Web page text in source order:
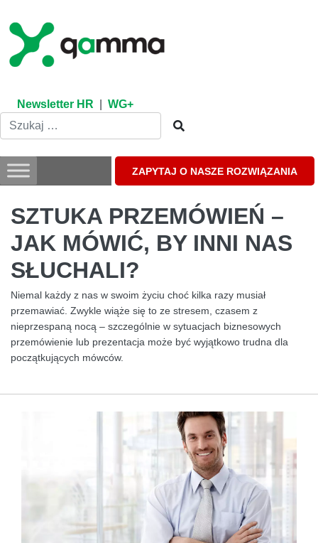
content
Newsletter HR WG+
ZAPYTAJ O NASZE ROZWIĄZANIA
SZTUKA PRZEMÓWIEŃ –
JAK MÓWIĆ, BY INNI NAS
SŁUCHALI?
Niemal każdy z nas w swoim życiu choć kilka razy musiał
przemawiać. Zwykle wiąże się to ze stresem, czasem z
nieprzespaną nocą – szczególnie w sytuacjach biznesowych
przemówienie lub prezentacja może być wyjątkowo trudna dla
początkujących mówców.